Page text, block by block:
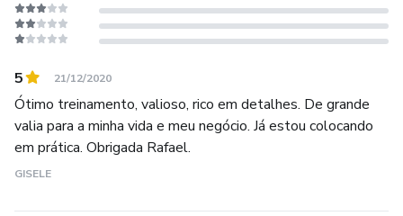
5 21/12/2020
Ótimo treinamento, valioso, rico em detalhes. De grande
valia para a minha vida e meu negócio. Já estou colocando
em prática. Obrigada Rafael.
GISELE